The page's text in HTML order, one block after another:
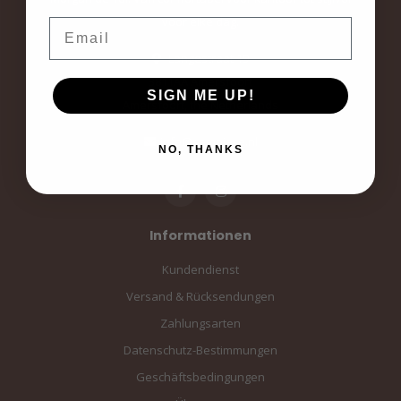
voor elke dag.
Langestraat 19
3811AA Amersfoort
Amersfoort, the Netherlands
info@sampiace.nl
Informationen
Kundendienst
Versand & Rücksendungen
Zahlungsarten
Datenschutz-Bestimmungen
Geschäftsbedingungen
SIGN ME UP!
NO, THANKS